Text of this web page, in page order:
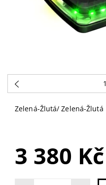
1
Zelená-Žlutá/ Zelená-Žlutá
3 380 Kč